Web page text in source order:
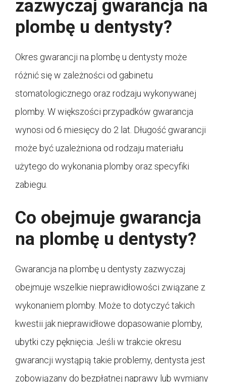
zazwyczaj gwarancja na
plombę u dentysty?
Okres gwarancji na plombę u dentysty może
różnić się w zależności od gabinetu
stomatologicznego oraz rodzaju wykonywanej
plomby. W większości przypadków gwarancja
wynosi od 6 miesięcy do 2 lat. Długość gwarancji
może być uzależniona od rodzaju materiału
użytego do wykonania plomby oraz specyfiki
zabiegu.
Co obejmuje gwarancja
na plombę u dentysty?
Gwarancja na plombę u dentysty zazwyczaj
obejmuje wszelkie nieprawidłowości związane z
wykonaniem plomby. Może to dotyczyć takich
kwestii jak nieprawidłowe dopasowanie plomby,
ubytki czy pęknięcia. Jeśli w trakcie okresu
gwarancji wystąpią takie problemy, dentysta jest
zobowiązany do bezpłatnej naprawy lub wymiany